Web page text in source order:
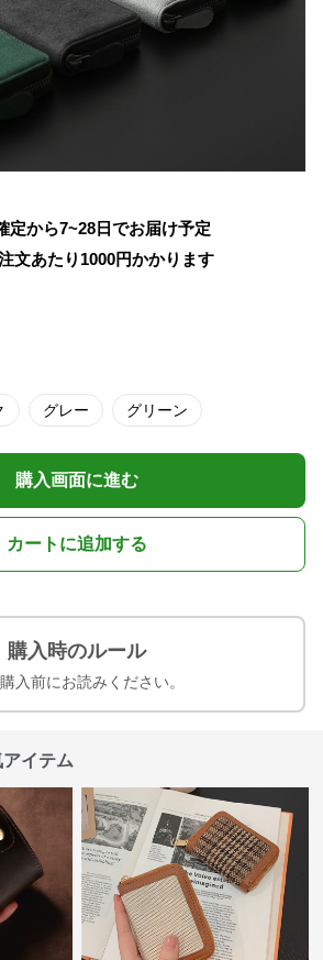
定から7~28日でお届け予定
文あたり 1000円かかります
グレー グリーン
購入画面に進む
カートに追加する
購入時のルール
入前にお読みください。
イテム